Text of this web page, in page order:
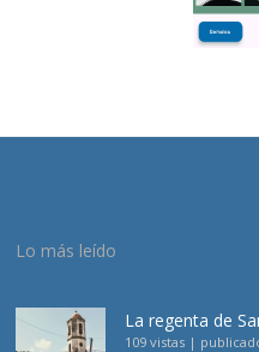
Lo más leído
La regenta de
109 vistas |